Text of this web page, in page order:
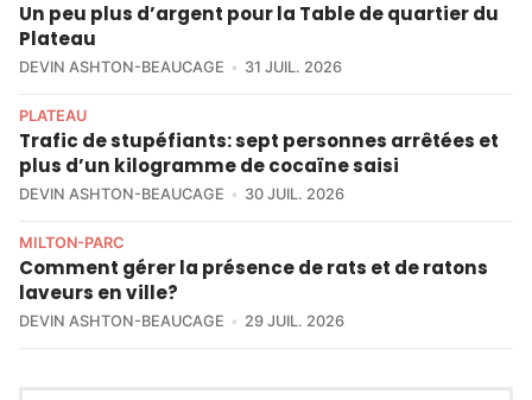
Un peu plus d’argent pour la Table de quartier du
Plateau
DEVIN ASHTON-BEAUCAGE 31 JUIL. 2026
PLATEAU
Trafic de stupéfiants: sept personnes arrêtées et
plus d’un kilogramme de cocaïne saisi
DEVIN ASHTON-BEAUCAGE 30 JUIL. 2026
MILTON-PARC
Comment gérer la présence de rats et de ratons
laveurs en ville?
DEVIN ASHTON-BEAUCAGE 29 JUIL. 2026